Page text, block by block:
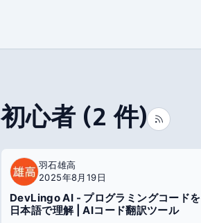
初心者 (2 件)
羽石雄高
2025年8月19日
DevLingo AI - プログラミングコードを
日本語で理解 | AIコード翻訳ツール